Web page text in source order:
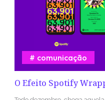
O Efeito Spotify
comunicação